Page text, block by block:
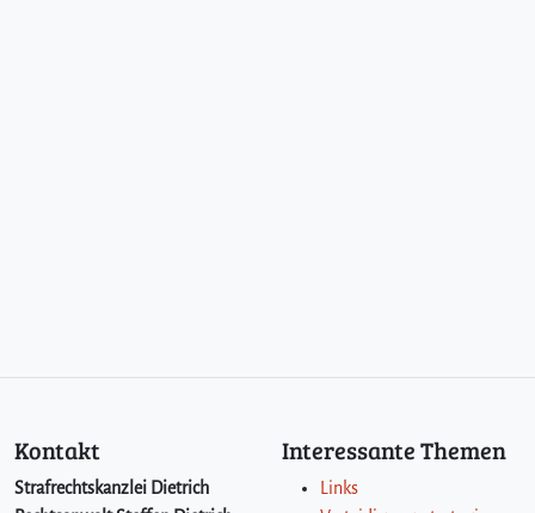
Kontakt
Strafrechtskanzlei Dietrich
Interessante Themen
Links